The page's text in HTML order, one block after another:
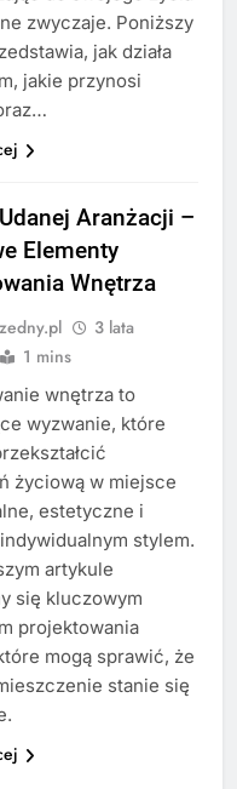
zwyczaje. Poniższy
jak działa
jakie przynosi
Aranżacji –
Elementy
Wnętrza
3 lata
1 mins
wnętrza to
wyzwanie, które
życiową w miejsce
estetyczne i
stylem.
artykule
się kluczowym
projektowania
mogą sprawić, że
stanie się